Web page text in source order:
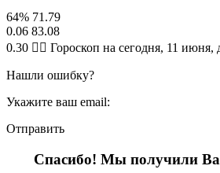
64% 71.79
0.06 83.08
0.30 🧙‍♀ Гороскоп на сегодня, 11 июня,
Нашли ошибку?
Укажите ваш email:
Отправить
Спасибо! Мы получили